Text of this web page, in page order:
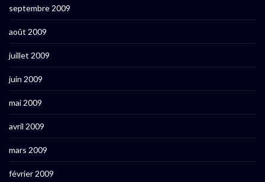
septembre 2009
août 2009
juillet 2009
juin 2009
mai 2009
avril 2009
mars 2009
février 2009